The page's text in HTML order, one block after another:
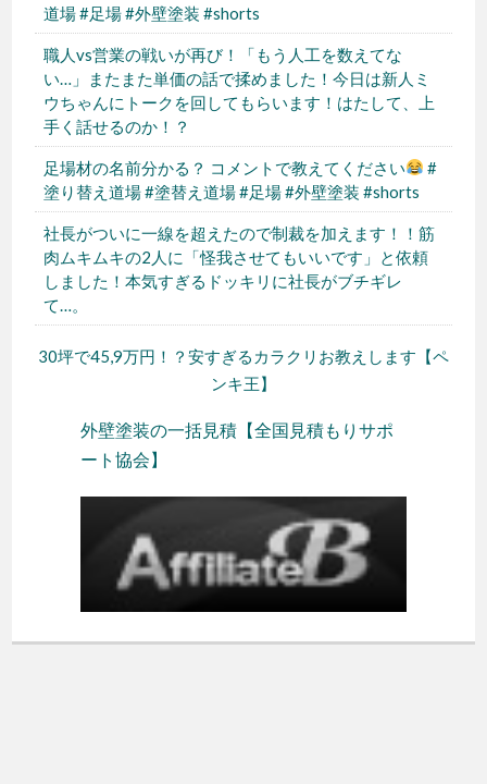
道場 #足場 #外壁塗装 #shorts
職人vs営業の戦いが再び！「もう人工を数えてな
い…」またまた単価の話で揉めました！今日は新人ミ
ウちゃんにトークを回してもらいます！はたして、上
手く話せるのか！？
足場材の名前分かる？ コメントで教えてください
#
塗り替え道場 #塗替え道場 #足場 #外壁塗装 #shorts
社長がついに一線を超えたので制裁を加えます！！筋
肉ムキムキの2人に「怪我させてもいいです」と依頼
しました！本気すぎるドッキリに社長がブチギレ
て…。
30坪で45,9万円！？安すぎるカラクリお教えします【ペ
ンキ王】
外壁塗装の一括見積【全国見積もりサポ
ート協会】